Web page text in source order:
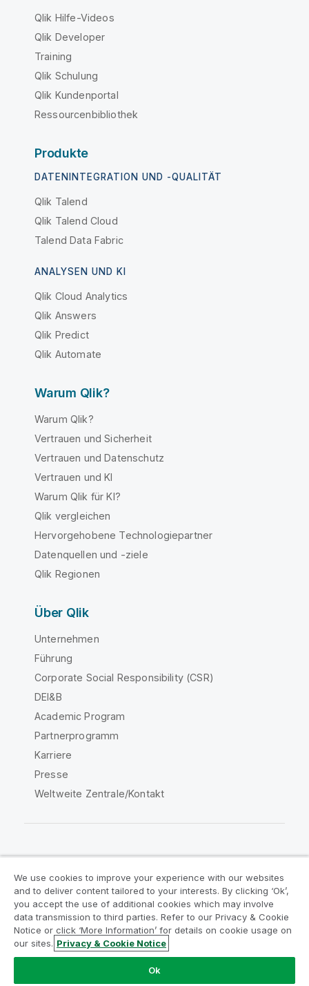
Qlik Hilfe-Videos
Qlik Developer
Training
Qlik Schulung
Qlik Kundenportal
Ressourcenbibliothek
Produkte
DATENINTEGRATION UND -QUALITÄT
Qlik Talend
Qlik Talend Cloud
Talend Data Fabric
ANALYSEN UND KI
Qlik Cloud Analytics
Qlik Answers
Qlik Predict
Qlik Automate
Warum Qlik?
Warum Qlik?
Vertrauen und Sicherheit
Vertrauen und Datenschutz
Vertrauen und KI
Warum Qlik für KI?
Qlik vergleichen
Hervorgehobene Technologiepartner
Datenquellen und -ziele
Qlik Regionen
Über Qlik
Unternehmen
Führung
Corporate Social Responsibility (CSR)
DEI&B
Academic Program
Partnerprogramm
Karriere
Presse
Weltweite Zentrale/Kontakt
Rechtliche Vereinbarungen
Produktbedingungen
Legal Policies
Legal Policies
Benutzungsbedingungen
Marken
Do Not Share My Info
Copyright © 1993-2026 QlikTech International AB. Alle
We use cookies to improve your experience with our websites
and to deliver content tailored to your interests. By clicking ‘Ok’,
you accept the use of additional cookies which may involve
data transmission to third parties. Refer to our Privacy & Cookie
Notice or click ‘More Information’ for details on cookie usage on
our sites. Privacy & Cookie Notice
Ok